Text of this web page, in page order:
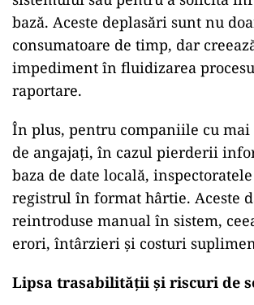
bază. Aceste deplasări sunt nu
consumatoare de timp, dar
impediment în fluidizarea
raportare.
În plus, pentru companiile cu mai
de angajați, în cazul pierderii
baza de date locală,
registrul în format hârtie. Aceste
reintroduse manual în sistem,
erori, întârzieri și costuri
Lipsa trasabilității și riscuri de